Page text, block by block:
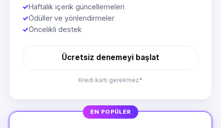
✓Haftalık içerik güncellemeleri
✓Ödüller ve yönlendirmeler
✓Öncelikli destek
Ücretsiz denemeyi başlat
Kredi kartı gerekmez*
EN POPÜLER